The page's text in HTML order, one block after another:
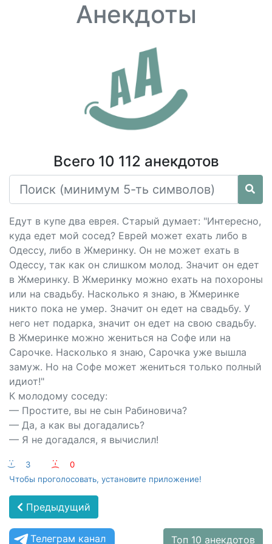
Анекдоты
Всего 10 112 анекдотов
Едут в купе два еврея. Старый думает: "Интересно,
куда едет мой сосед? Еврей может ехать либо в
Одессу, либо в Жмеринку. Он не может ехать в
Одессу, так как он слишком молод. Значит он едет
в Жмеринку. В Жмеринку можно ехать на похороны
или на свадьбу. Насколько я знаю, в Жмеринке
никто пока не умер. Значит он едет на свадьбу. У
него нет подарка, значит он едет на свою свадьбу.
В Жмеринке можно жениться на Софе или на
Сарочке. Насколько я знаю, Сарочка уже вышла
замуж. Но на Софе может жениться только полный
идиот!"
К молодому соседу:
— Простите, вы не сын Рабиновича?
— Да, а как вы догадались?
— Я не догадался, я вычислил!
:-) 3 :-(
0
Чтобы проголосовать, установите приложение!
Предыдущий
Телеграм канал Топ 10 анекдотов